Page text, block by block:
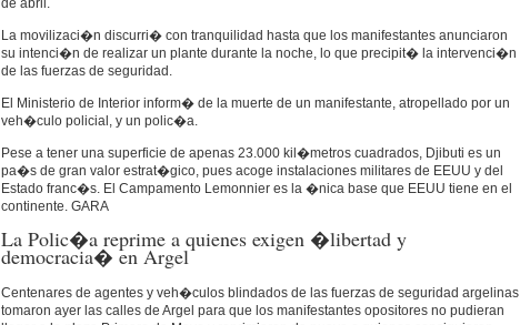
La movilizaci�n discurri� con tranquilidad hasta que los manifestantes anunciaron
su intenci�n de realizar un plante durante la noche, lo que precipit� la intervenci�n
de las fuerzas de seguridad.
El Ministerio de Interior inform� de la muerte de un manifestante, atropellado por un
veh�culo policial, y un polic�a.
Pese a tener una superficie de apenas 23.000 kil�metros cuadrados, Djibuti es un
pa�s de gran valor estrat�gico, pues acoge instalaciones militares de EEUU y del
Estado franc�s. El Campamento Lemonnier es la �nica base que EEUU tiene en el
continente. GARA
La Polic�a reprime a quienes exigen �libertad y
democracia� en Argel
Centenares de agentes y veh�culos blindados de las fuerzas de seguridad argelinas
tomaron ayer las calles de Argel para que los manifestantes opositores no pudieran